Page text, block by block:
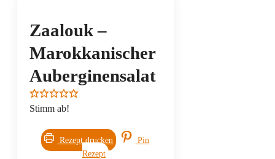
Zaalouk –
Marokkanischer
Auberginensalat
Stimm ab!
Rezept drucken
Pin
Rezept